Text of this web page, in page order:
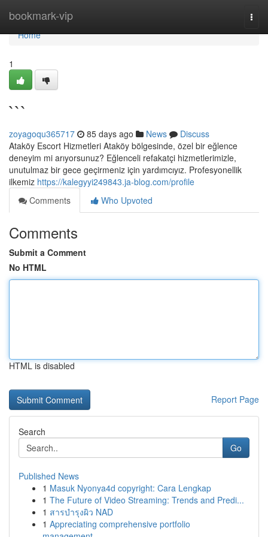
bookmark-vip
Home
Home
1
```
zoyagoqu365717 85 days ago News
Discuss
Ataköy Escort Hizmetleri Ataköy bölgesinde, özel bir eğlence
deneyim mi arıyorsunuz? Eğlenceli refakatçi hizmetlerimizle,
unutulmaz bir gece geçirmeniz için yardımcıyız. Profesyonellik
ilkemiz https://kalegyyi249843.ja-blog.com/profile
Comments
Who Upvoted
Comments
Submit a Comment
No HTML
HTML is disabled
Report Page
Search
Go
Published News
1 Masuk Nyonya4d copyright: Cara Lengkap
1 The Future of Video Streaming: Trends and Predi...
1 สารบำรุงผิว NAD
1 Appreciating comprehensive portfolio